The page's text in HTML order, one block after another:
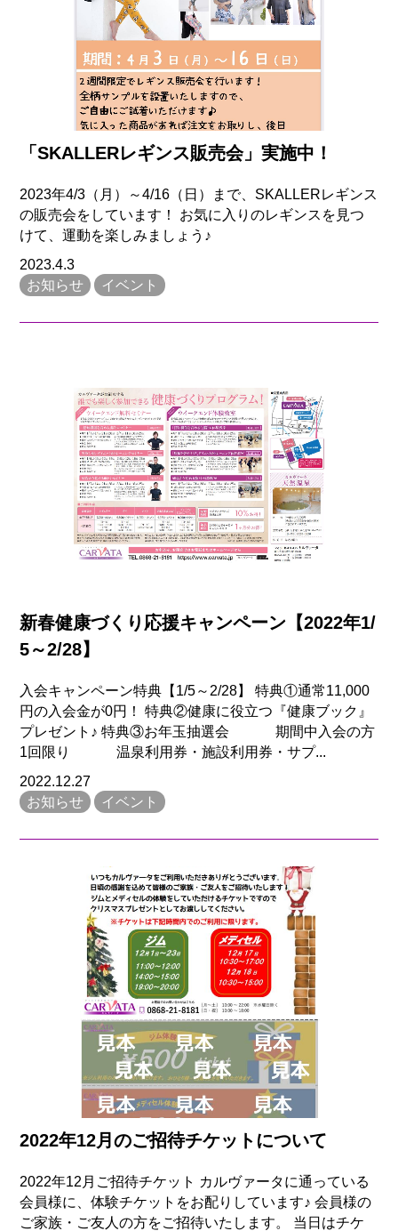
「SKALLERレギンス販売会」実施中！
2023年4/3（月）～4/16（日）まで、SKALLERレギンス
の販売会をしています！ お気に入りのレギンスを見つ
けて、運動を楽しみましょう♪
2023.4.3
お知らせ
イベント
新春健康づくり応援キャンペーン【2022年1/
5～2/28】
入会キャンペーン特典【1/5～2/28】 特典①通常11,000
円の入会金が0円！ 特典②健康に役立つ『健康ブック』
プレゼント♪ 特典③お年玉抽選会 期間中入会の方
1回限り 温泉利用券・施設利用券・サプ...
2022.12.27
お知らせ
イベント
2022年12月のご招待チケットについて
2022年12月ご招待チケット カルヴァータに通っている
会員様に、体験チケットをお配りしています♪ 会員様の
ご家族・ご友人の方をご招待いたします。 当日はチケ